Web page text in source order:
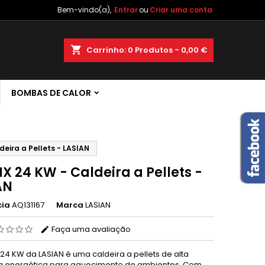
Bem-vindo(a), Entrarou Criar uma conta
shopping_cart Carrinho: 0 Produtos - 0,00 €
BOMBAS DE CALOR
a Pellets - LASIAN
24 KW - Caldeira a Pellets -
AQ131167 Marca LASIAN
Faça uma avaliação
24 KW da LASIAN é uma caldeira a pellets de alta